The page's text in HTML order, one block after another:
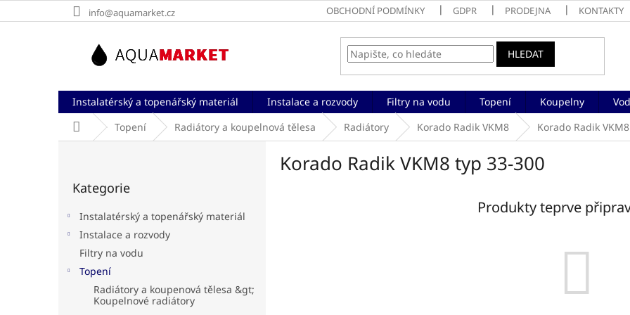
na
info@aquamarket.cz OBCHODNÍ PODMÍNKY GDPR PRODEJNA KONTAKTY
HLEDAT
Instalatérský a topenářský materiál Instalace a rozvody Filtry na vodu Topení Koupelny
Domů Topení Radiátory a koupelnová tělesa Radiátory Korado Radik VKM8 Korado Radik
kategorie
Kategorie
Instalatérský a topenářský materiál
Instalace a rozvody
Filtry na vodu
Topení
Radiátory a koupenová tělesa &gt;
Koupelnové radiátory
Korado Radik VKM8 typ 33-300
Produkty teprve